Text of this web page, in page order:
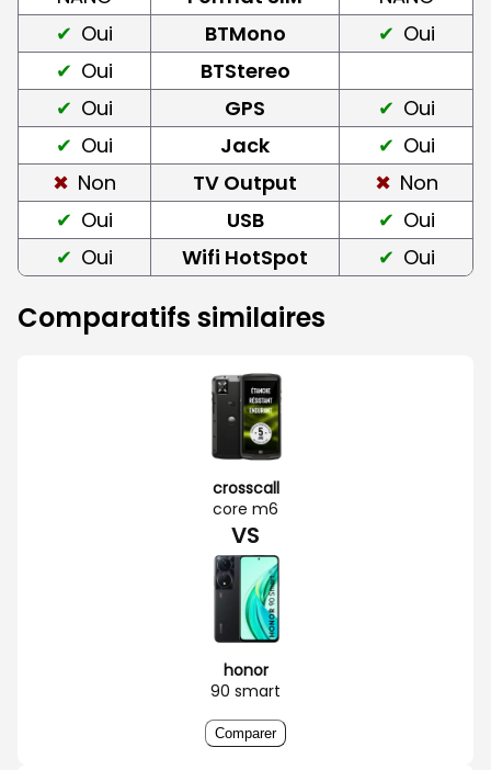
Oui
BTMono
Oui
Oui
BTStereo
Oui
GPS
Oui
Oui
Jack
Oui
Non
TV Output
Non
Oui
USB
Oui
Oui
Wifi HotSpot Oui
Comparatifs similaires
crosscall
core m6
VS
honor
90 smart
Comparer